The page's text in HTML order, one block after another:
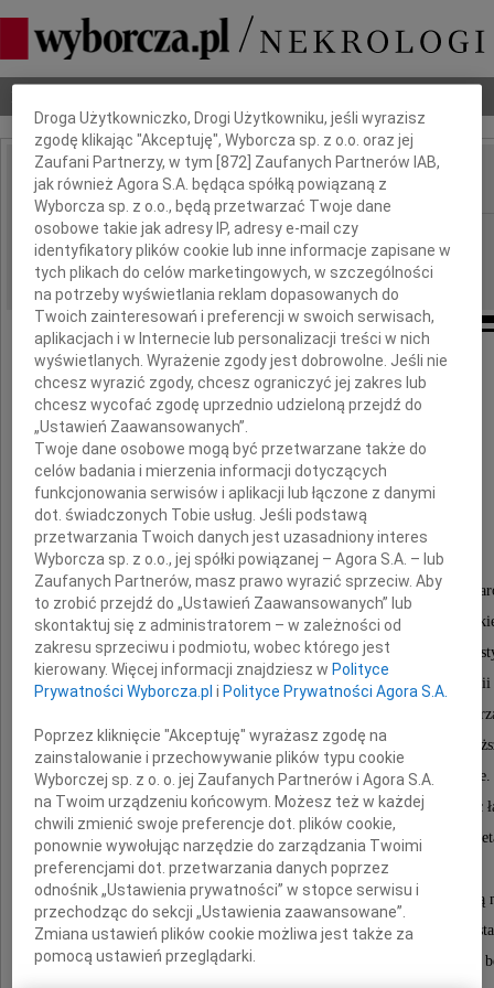
IMIĘ I NAZWISKO:
REGION: cała Polska
DATA EMISJI: 05.05.2018
Z wielkim żalem żegnamy
Wandę Wiłkomirską
wielką skrzypaczkę, wspaniałą artystkę,
wybitną osobowość.
Przez 27 lat od 1955 roku była solistką Filharmonii
otoczona szczególną estymą przez Witolda
i Stanisława Wisłockiego. Wystąpiła jako solistka na
otwierającym nowy, odbudowany po wojnie gmach
Przez wiele lat z Orkiestrą Filharmonii Narodowej
kontynenty podczas zagranicznych tournee, stając się
ambasadorką polskiej kultury na całym świecie.
Grała z najwybitniejszymi dyrygentami i orkiestrami, dając
3000 koncertów w ponad 50 krajach. Niezrównana
Karola Szymanowskiego.
Przez lata urzekała nas swoją osobowością, wrażliwością
i niezłomnością charakteru, ukrytą w drobnej
Podziwialiśmy jej niezrównane kreacje artystyczne, ogromną
Dbamy o Twoją prywatność
Droga Użytkowniczko, Drogi Użytkowniku, jeśli wyrazisz
zgodę klikając "Akceptuję", Wyborcza sp. z o.o. oraz jej
Zaufani Partnerzy, w tym [872] Zaufanych Partnerów IAB,
jak również Agora S.A. będąca spółką powiązaną z
Wyborcza sp. z o.o., będą przetwarzać Twoje dane
osobowe takie jak adresy IP, adresy e-mail czy
identyfikatory plików cookie lub inne informacje zapisane w
tych plikach do celów marketingowych, w szczególności
na potrzeby wyświetlania reklam dopasowanych do
Twoich zainteresowań i preferencji w swoich serwisach,
aplikacjach i w Internecie lub personalizacji treści w nich
wyświetlanych. Wyrażenie zgody jest dobrowolne. Jeśli nie
chcesz wyrazić zgody, chcesz ograniczyć jej zakres lub
chcesz wycofać zgodę uprzednio udzieloną przejdź do
„Ustawień Zaawansowanych”.
Twoje dane osobowe mogą być przetwarzane także do
celów badania i mierzenia informacji dotyczących
funkcjonowania serwisów i aplikacji lub łączone z danymi
dot. świadczonych Tobie usług. Jeśli podstawą
przetwarzania Twoich danych jest uzasadniony interes
Wyborcza sp. z o.o., jej spółki powiązanej – Agora S.A. – lub
Zaufanych Partnerów, masz prawo wyrazić sprzeciw. Aby
to zrobić przejdź do „Ustawień Zaawansowanych” lub
skontaktuj się z administratorem – w zależności od
zakresu sprzeciwu i podmiotu, wobec którego jest
kierowany. Więcej informacji znajdziesz wPolityce
Prywatności Wyborcza.pl iPolityce Prywatności Agora S.A.
Poprzez kliknięcie "Akceptuję" wyrażasz zgodę na
zainstalowanie i przechowywanie plików typu cookie
Wyborczej sp. z o. o. jej Zaufanych Partnerów i Agora S.A.
na Twoim urządzeniu końcowym. Możesz też w każdej
chwili zmienić swoje preferencje dot. plików cookie,
ponownie wywołując narzędzie do zarządzania Twoimi
preferencjami dot. przetwarzania danych poprzez
odnośnik „Ustawienia prywatności” w stopce serwisu i
przechodząc do sekcji „Ustawienia zaawansowane”.
Zmiana ustawień plików cookie możliwa jest także za
pomocą ustawień przeglądarki.